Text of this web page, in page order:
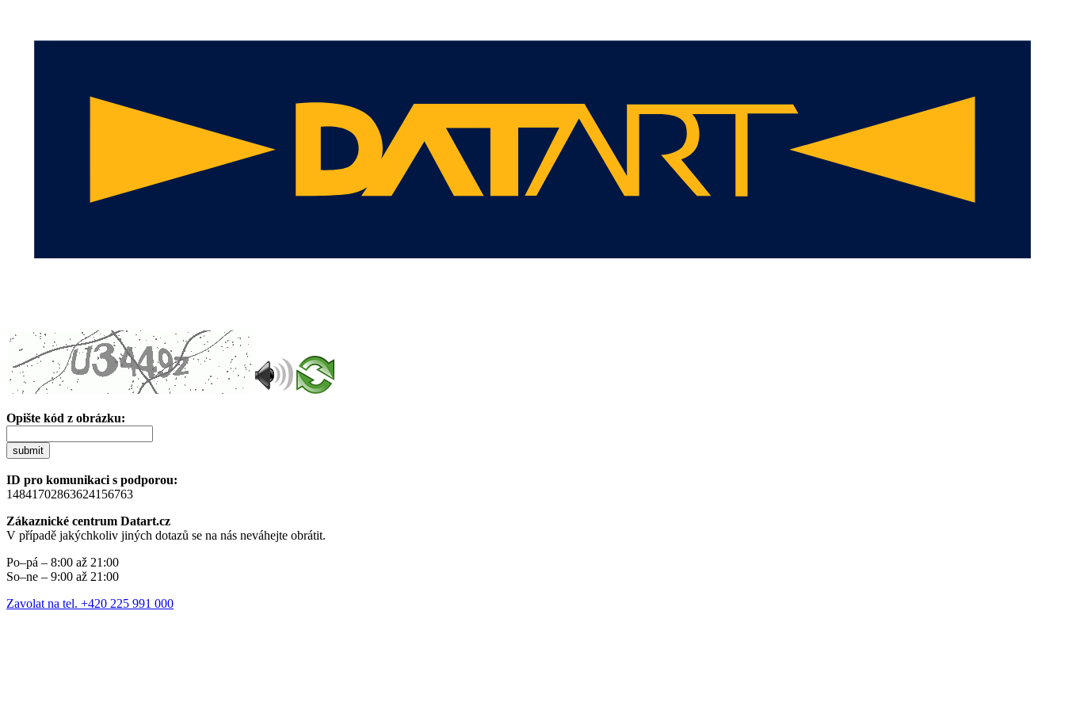
Opište kód z obrázku:
submit
ID pro komunikaci s podporou:
14841702863624156763
Zákaznické centrum Datart.cz
V případě jakýchkoliv jiných dotazů se na nás neváhejte obrátit.
Po–pá – 8:00 až 21:00
So–ne – 9:00 až 21:00
Zavolat na tel. +420 225 991 000